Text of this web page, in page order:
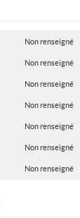
Non renseigné
Non renseigné
Non renseigné
Non renseigné
Non renseigné
Non renseigné
Non renseigné